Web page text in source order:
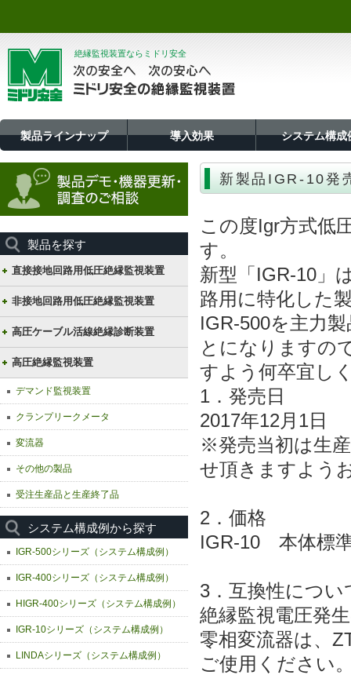
絶縁監視装置ならミドリ安全
製品ラインナップ 導入効果 システム構成
製品を探す
直接接地回路用低圧絶縁監視装置
非接地回路用低圧絶縁監視装置
高圧ケーブル活線絶縁診断装置
高圧絶縁監視装置
デマンド監視装置
クランプリークメータ
変流器
その他の製品
受注生産品と生産終了品
システム構成例から探す
IGR-500シリーズ（システム構成例）
IGR-400シリーズ（システム構成例）
HIGR-400シリーズ（システム構成例）
IGR-10シリーズ（システム構成例）
LINDAシリーズ（システム構成例）
新製品IGR-10発
この度Igr方式低
す。
新型「IGR-10」
路用に特化した
IGR-500を主力
とになりますの
すよう何卒宜し
1．発売日
2017年12月1日
※発売当初は生
せ頂きますよう
2．価格
IGR-10 本体標
3．互換性につい
絶縁監視電圧発
零相変流器は、
ご使用ください